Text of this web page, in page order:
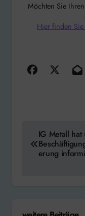
Möchten Sie
Hier finden
IG Metall hat
erung